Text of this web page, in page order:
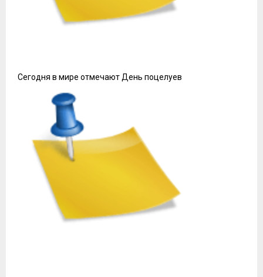
Сегодня в мире отмечают День поцелуев